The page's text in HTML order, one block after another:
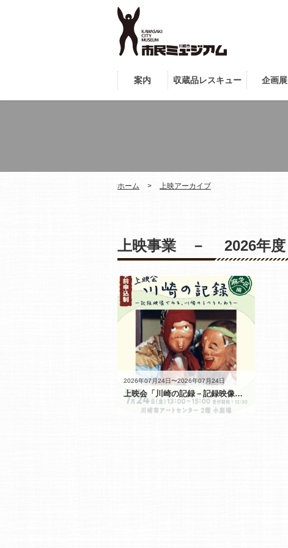
案内 収蔵品レスキュー 企画展
ホーム 上映アーカイブ
上映事業 － 2026年度
2026年07月24日〜2026年07月24日
上映会「川崎の記録－記録映像でみる、川崎のうつりかわり－麻生区編」